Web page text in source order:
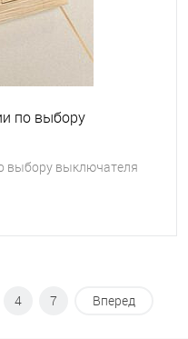
по выбору
выбору выключателя
4 7 Вперед